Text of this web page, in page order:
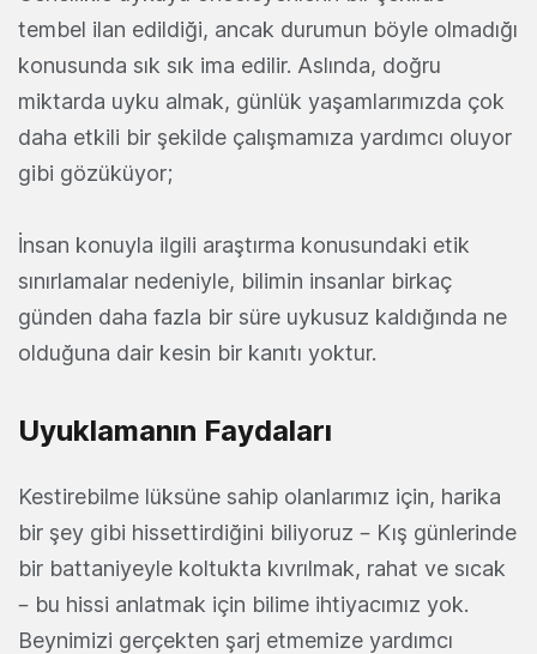
tembel ilan edildiği, ancak durumun böyle olmadığı
konusunda sık sık ima edilir. Aslında, doğru
miktarda uyku almak, günlük yaşamlarımızda çok
daha etkili bir şekilde çalışmamıza yardımcı oluyor
gibi gözüküyor;
İnsan konuyla ilgili araştırma konusundaki etik
sınırlamalar nedeniyle, bilimin insanlar birkaç
günden daha fazla bir süre uykusuz kaldığında ne
olduğuna dair kesin bir kanıtı yoktur.
Uyuklamanın Faydaları
Kestirebilme lüksüne sahip olanlarımız için, harika
bir şey gibi hissettirdiğini biliyoruz – Kış günlerinde
bir battaniyeyle koltukta kıvrılmak, rahat ve sıcak
– bu hissi anlatmak için bilime ihtiyacımız yok.
Beynimizi gerçekten şarj etmemize yardımcı